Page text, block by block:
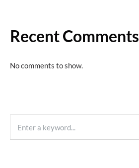
Recent Comments
No comments to show.